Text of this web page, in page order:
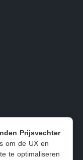
Prijsvechter
om de UX en
te optimaliseren
| Voorwaarden